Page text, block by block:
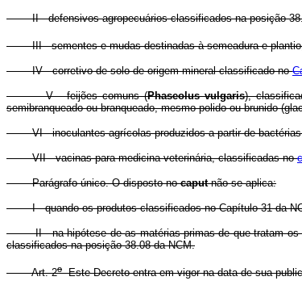
II - defensivos agropecuários classificados na posição
III - sementes e mudas destinadas à semeadura e
IV - corretivo de solo de origem mineral classificado no
V - feijões comuns (Phaseolus vulgaris),
semibranqueado ou branqueado, mesmo polido ou brunido
VI - inoculantes agrícolas produzidos a partir de bactérias
VII - vacinas para medicina veterinária, classificadas no
Parágrafo único. O disposto nocaputnão se aplica:
I - quando os produtos classificados no Capítulo 31 da
II - na hipótese de as matérias-primas de que tratam os
classificados na posição 38.08 da NCM.
Art. 2oEste Decreto entra em vigor na data de sua